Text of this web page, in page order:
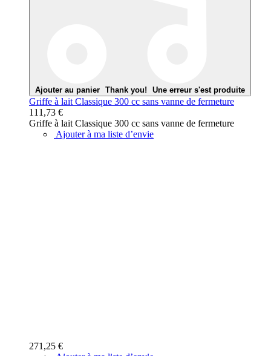
Ajouter au panier Thank you! Une erreur s'est produite
Griffe à lait Classique 300 cc sans vanne de fermeture
111,73 €
Griffe à lait Classique 300 cc sans vanne de fermeture
Ajouter à ma liste d’envie
271,25 €